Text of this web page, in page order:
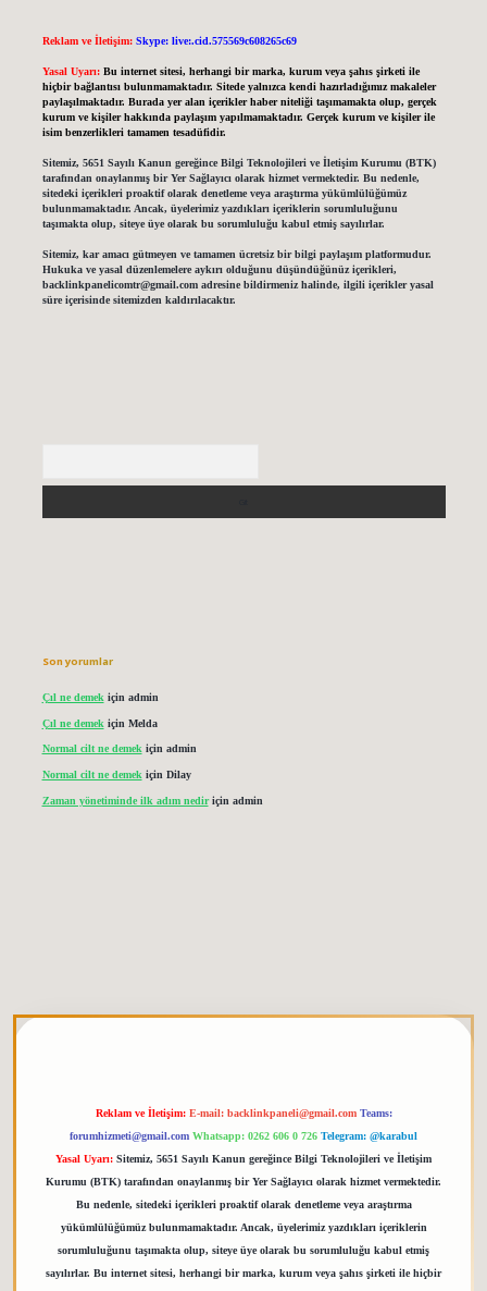
Reklam ve İletişim: Skype: live:.cid.575569c608265c69
Yasal Uyarı: Bu internet sitesi, herhangi bir marka, kurum veya şahıs şirketi ile
hiçbir bağlantısı bulunmamaktadır. Sitede yalnızca kendi hazırladığımız makaleler
paylaşılmaktadır. Burada yer alan içerikler haber niteliği taşımamakta olup, gerçek
kurum ve kişiler hakkında paylaşım yapılmamaktadır. Gerçek kurum ve kişiler ile
isim benzerlikleri tamamen tesadüfidir.
Sitemiz, 5651 Sayılı Kanun gereğince Bilgi Teknolojileri ve İletişim Kurumu (BTK)
tarafından onaylanmış bir Yer Sağlayıcı olarak hizmet vermektedir. Bu nedenle,
sitedeki içerikleri proaktif olarak denetleme veya araştırma yükümlülüğümüz
bulunmamaktadır. Ancak, üyelerimiz yazdıkları içeriklerin sorumluluğunu
taşımakta olup, siteye üye olarak bu sorumluluğu kabul etmiş sayılırlar.
Sitemiz, kar amacı gütmeyen ve tamamen ücretsiz bir bilgi paylaşım platformudur.
Hukuka ve yasal düzenlemelere aykırı olduğunu düşündüğünüz içerikleri,
backlinkpanelicomtr@gmail.comadresine bildirmeniz halinde, ilgili içerikler yasal
süre içerisinde sitemizden kaldırılacaktır.
Son yorumlar
Çıl ne demek için admin
Çıl ne demek için Melda
Normal cilt ne demekiçin admin
Normal cilt ne demek için Dilay
Zaman yönetiminde ilk adım nediriçin admin
Reklam ve İletişim: E-mail: backlinkpaneli@gmail.com Teams:
forumhizmeti@gmail.com Whatsapp: 0262 606 0 726 Telegram: @karabul
Yasal Uyarı: Sitemiz, 5651 Sayılı Kanun gereğince Bilgi Teknolojileri ve İletişim
Kurumu (BTK) tarafından onaylanmış bir Yer Sağlayıcı olarak hizmet vermektedir.
Bu nedenle, sitedeki içerikleri proaktif olarak denetleme veya araştırma
yükümlülüğümüz bulunmamaktadır. Ancak, üyelerimiz yazdıkları içeriklerin
sorumluluğunu taşımakta olup, siteye üye olarak bu sorumluluğu kabul etmiş
sayılırlar. Bu internet sitesi, herhangi bir marka, kurum veya şahıs şirketi ile hiçbir